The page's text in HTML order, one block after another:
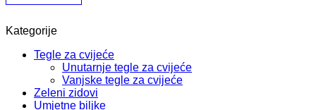
Kategorije
Tegle za cvijeće
Unutarnje tegle za cvijeće
Vanjske tegle za cvijeće
Zeleni zidovi
Umjetne biljke